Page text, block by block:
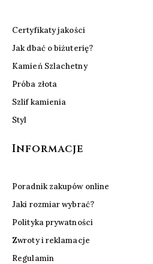
Certyfikaty jakości
Jak dbać o biżuterię?
Kamień Szlachetny
Próba złota
Szlif kamienia
Styl
Informacje
Poradnik zakupów online
Jaki rozmiar wybrać?
Polityka prywatności
Zwroty i reklamacje
Regulamin